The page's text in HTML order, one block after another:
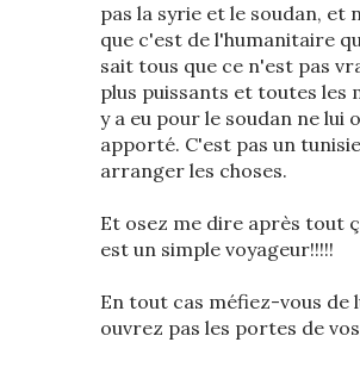
pas la syrie et le soudan, et
que c'est de l'humanitaire
sait tous que ce n'est pas
plus puissants et toutes les
y a eu pour le soudan ne lui
apporté. C'est pas un
arranger les choses.
Et osez me dire après tout
est un simple voyageur!!!!!
En tout cas méfiez-vous de
ouvrez pas les portes de